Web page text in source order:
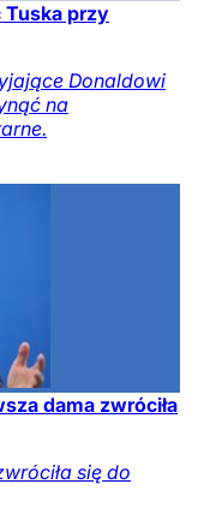
przy
Donaldowi
na
dama zwróciła
się do